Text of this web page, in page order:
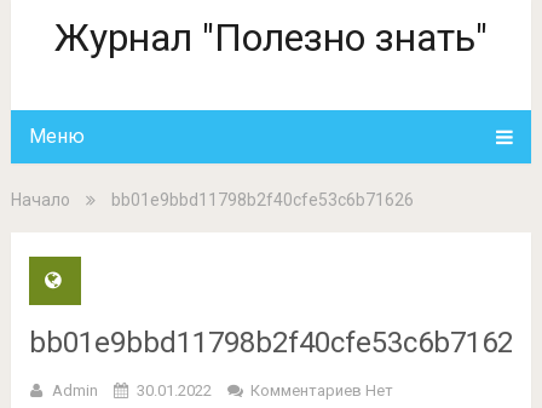
Журнал "Полезно знать"
Меню
Начало bb01e9bbd11798b2f40cfe53c6b71626
bb01e9bbd11798b2f40cfe53c6b71626
Admin 30.01.2022 Комментариев Нет